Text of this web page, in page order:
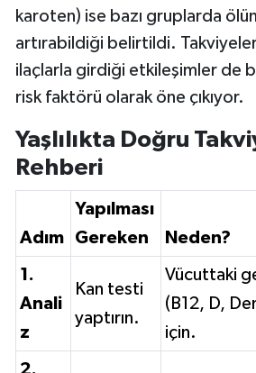
karoten) ise bazı gruplarda
artırabildiği belirtildi.
ilaçlarla girdiği etkileşimler de
risk faktörü olarak öne çıkıyor.
Yaşlılıkta Doğru
Rehberi
Adım
Yapılması
Gereken
Neden?
1.
Anali
z
Kan testi
yaptırın.
Vücuttaki
(B12, D,
için.
2.